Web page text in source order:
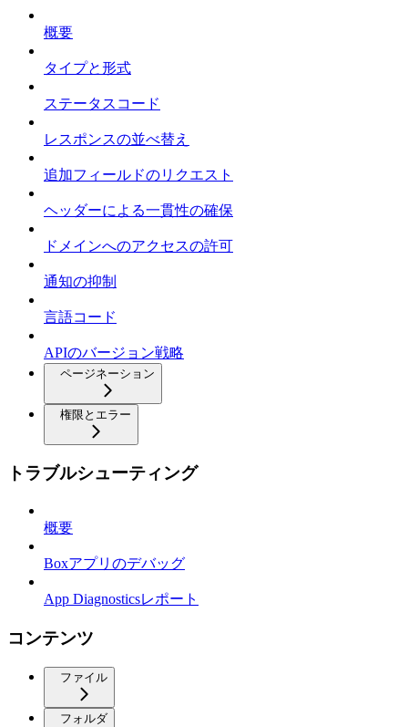
概要
タイプと形式
ステータスコード
レスポンスの並べ替え
追加フィールドのリクエスト
ヘッダーによる一貫性の確保
ドメインへのアクセスの許可
通知の抑制
言語コード
APIのバージョン戦略
ページネーション
権限とエラー
トラブルシューティング
概要
Boxアプリのデバッグ
App Diagnosticsレポート
コンテンツ
ファイル
フォルダ